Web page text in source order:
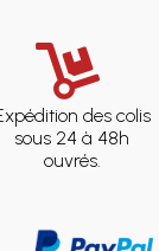
des colis
sous 24 à 48h
ouvrés.